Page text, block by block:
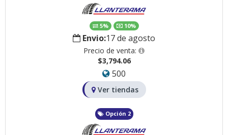
5% 10%
Envio:17 de agosto
Precio de venta:
$3,794.06
500
Ver tiendas
Opción 2